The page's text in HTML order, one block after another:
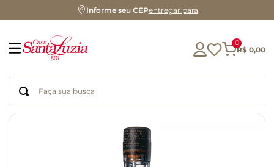
Informe seu CEPentregar para
0
R$ 0,00
Faça sua busca